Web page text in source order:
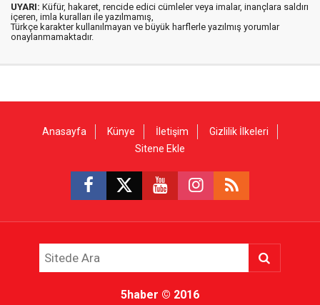
UYARI: Küfür, hakaret, rencide edici cümleler veya imalar, inançlara saldırı
içeren, imla kuralları ile yazılmamış,
Türkçe karakter kullanılmayan ve büyük harflerle yazılmış yorumlar
onaylanmamaktadır.
Anasayfa Künye İletişim
Gizlilik İlkeleri
Sitene Ekle
5haber © 2016